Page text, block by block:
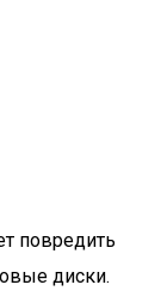
повредить
диски.